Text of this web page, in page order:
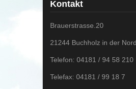
Kontakt
Brauerstrasse.20
21244 Buchholz in der
Telefon: 04181 / 94 58 210
Telefax: 04181 / 99 18 7